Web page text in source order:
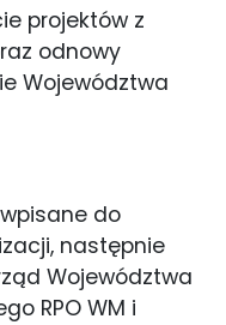
projektów z
odnowy
Województwa
do
następnie
Województwa
RPO WM i